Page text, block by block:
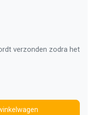
verzonden zodra het